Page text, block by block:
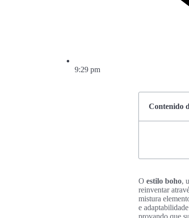
9:29 pm
Contenido
O estilo boho,
reinventar
mistura
e